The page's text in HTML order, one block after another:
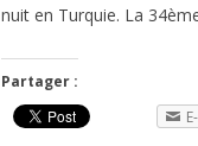
nuit en Turquie. La
Partager :